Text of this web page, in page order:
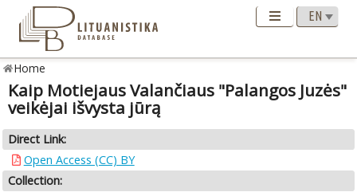
Home
Kaip Motiejaus Valančiaus "Palangos Juzės"
veikėjai išvysta jūrą
Direct Link:
Open Access (CC) BY
Collection: